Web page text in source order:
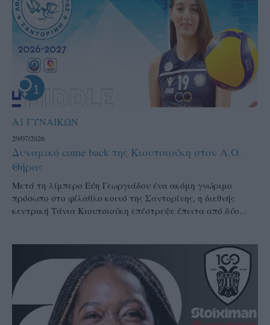
Α1 ΓΥΝΑΙΚΩΝ
29/07/2026
Δυναμικό come back της Κιουτσιούκη στον Α.Ο.
Θήρας
Μετά τη λίμπερο Εύη Γεωργιάδου ένα ακόμη γνώριμο
πρόσωπο στο φίλαθλο κοινό της Σαντορίνης, η διεθνής
κεντρική Τάνια Κιουτσιούκη επέστρεψε έπειτα από δύο...